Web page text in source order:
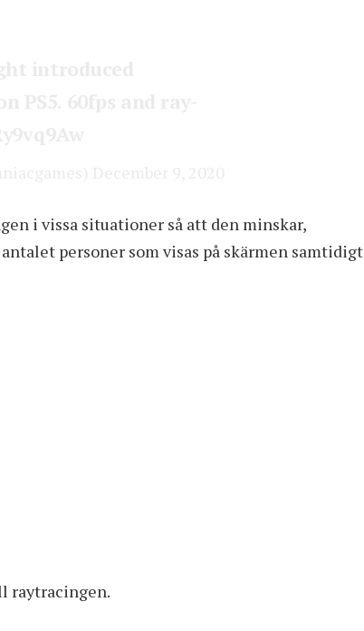
i vissa situationer så att den minskar,
personer som visas på skärmen samtidigt
raytracingen.